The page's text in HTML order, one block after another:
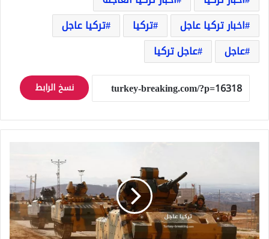
اخبار تركيا عاجل
تركيا
تركيا عاجل
عاجل
عاجل تركيا
نسخ الرابط
"لم
يُنفذ
بحذافيره"